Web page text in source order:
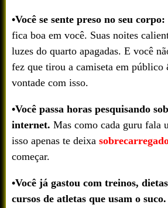
•Você se sente preso no seu corpo:
fica boa em você. Suas noites
luzes do quarto apagadas. E você
fez que tirou a camiseta em público
vontade com isso.
•Você passa horas pesquisando
internet. Mas como cada guru fala
isso apenas te deixa
começar.
•Você já gastou com treinos,
cursos de atletas que usam o suco.